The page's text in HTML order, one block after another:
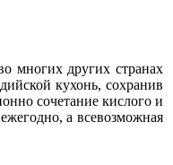
многих других странах
кухонь, сохранив
сочетание кислого и
а всевозможная